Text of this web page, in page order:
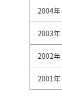
2004年
2003年
2002年
2001年